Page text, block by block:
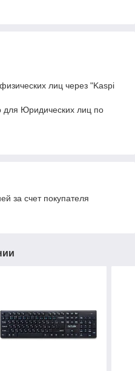
лиц через "Kaspi
для Юридических лиц по
за счет покупателя